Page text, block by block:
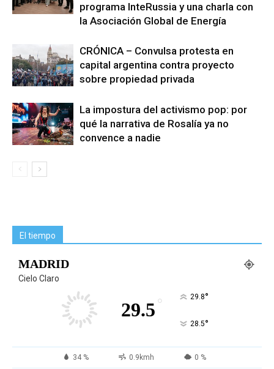
programa InteRussia y una charla con
la Asociación Global de Energía
CRÓNICA – Convulsa protesta en
capital argentina contra proyecto
sobre propiedad privada
La impostura del activismo pop: por
qué la narrativa de Rosalía ya no
convence a nadie
El tiempo
MADRID
Cielo Claro
29.5 ° 29.8°
28.5°
34 % 0.9kmh 0 %